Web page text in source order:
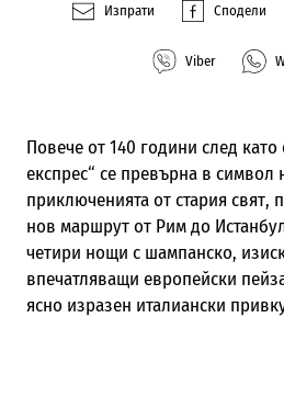
Изпрати Сподели
Viber
Повече от 140 години след
експрес“ се превърна в символ
приключенията от стария свят,
нов маршрут от Рим до
четири нощи с шампанско,
впечатляващи европейски
ясно изразен италиански